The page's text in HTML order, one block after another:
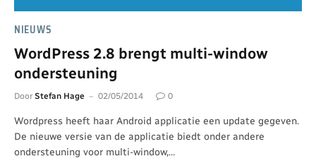
NIEUWS
WordPress 2.8 brengt multi-window
ondersteuning
Door Stefan Hage 02/05/2014 0
Wordpress heeft haar Android applicatie een update gegeven.
De nieuwe versie van de applicatie biedt onder andere
ondersteuning voor multi-window,…